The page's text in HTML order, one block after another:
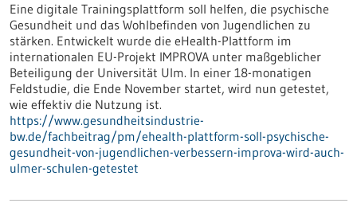
Eine digitale Trainingsplattform soll helfen, die psychische
Gesundheit und das Wohlbefinden von Jugendlichen zu
stärken. Entwickelt wurde die eHealth-Plattform im
internationalen EU-Projekt IMPROVA unter maßgeblicher
Beteiligung der Universität Ulm. In einer 18-monatigen
Feldstudie, die Ende November startet, wird nun getestet,
wie effektiv die Nutzung ist.
https://www.gesundheitsindustrie-
bw.de/fachbeitrag/pm/ehealth-plattform-soll-psychische-
gesundheit-von-jugendlichen-verbessern-improva-wird-auch-
ulmer-schulen-getestet